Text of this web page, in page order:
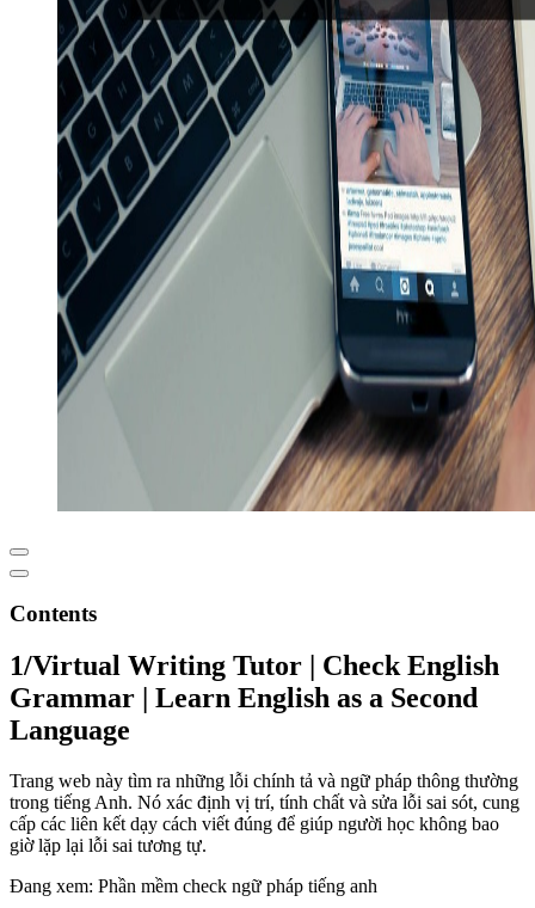
Contents
1/Virtual Writing Tutor | Check English
Grammar | Learn English as a Second
Language
Trang web này tìm ra những lỗi chính tả và ngữ pháp thông thường
trong tiếng Anh. Nó xác định vị trí, tính chất và sửa lỗi sai sót, cung
cấp các liên kết dạy cách viết đúng để giúp người học không bao
giờ lặp lại lỗi sai tương tự.
Đang xem: Phần mềm check ngữ pháp tiếng anh